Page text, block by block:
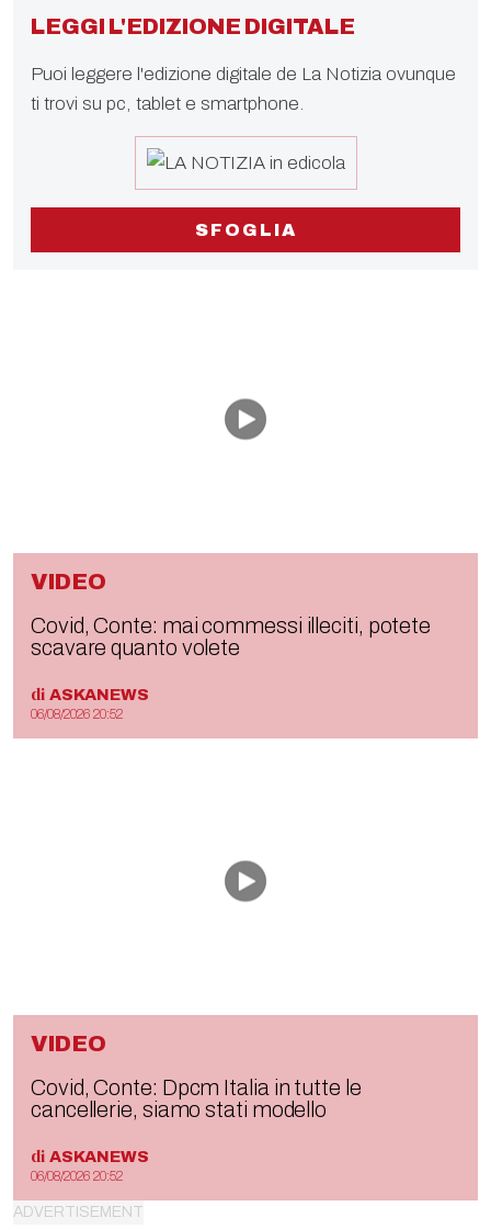
LEGGI L'EDIZIONE DIGITALE
Puoi leggere l'edizione digitale de La Notizia ovunque
ti trovi su pc, tablet e smartphone.
SFOGLIA
VIDEO
Covid, Conte: mai commessi illeciti, potete
scavare quanto volete
di ASKANEWS
06/08/2026 20:52
VIDEO
Covid, Conte: Dpcm Italia in tutte le
cancellerie, siamo stati modello
di ASKANEWS
06/08/2026 20:52